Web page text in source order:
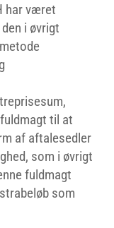
har været
i øvrigt
til at
af aftalesedler
som i øvrigt
fuldmagt
som